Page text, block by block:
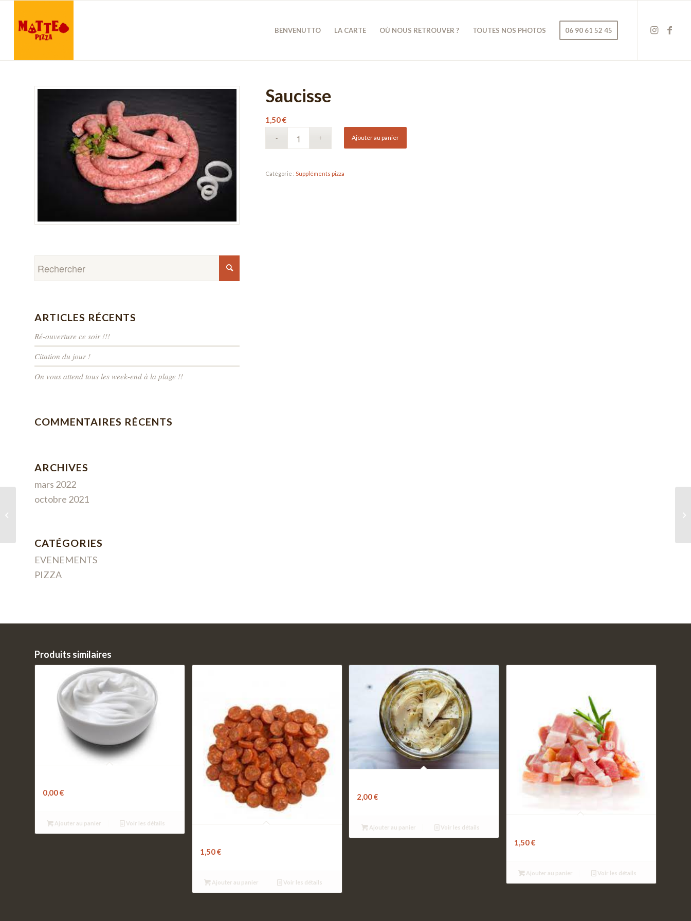
BENVENUTTO LA CARTE OÙ NOUS RETROUVER ? TOUTES NOS PHOTOS 06 90 61 52 45
ARTICLES RÉCENTS
Ré-ouverture ce soir !!!
Citation du jour !
On vous attend tous les week-end à la plage !!
COMMENTAIRES RÉCENTS
ARCHIVES
mars 2022
octobre 2021
CATÉGORIES
EVENEMENTS
PIZZA
Saucisse
1,50€
Ajouter au panier
Catégorie :Suppléments pizza
Produits similaires
0,00€
Ajouter au panier Voir les détails
1,50€
Ajouter au panier Voir les détails
2,00€
Ajouter au panier Voir les détails
1,50€
Ajouter au panier Voir les détails